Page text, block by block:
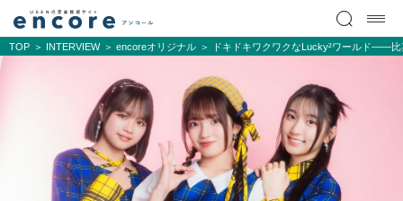
TOP INTERVIEW encoreオリジナル ドキドキワクワクなLucky²ワールド――